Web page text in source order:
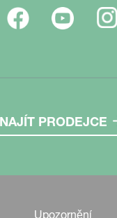
NAJÍT PRODEJCE
Upozornění